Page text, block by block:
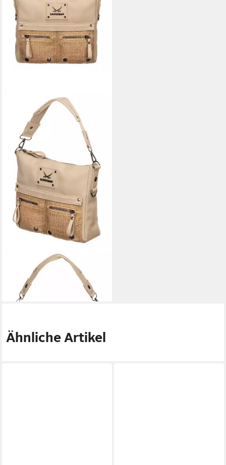
Schultertasche Shoulder Bag
129,95 €
lieferbar - in 2-3 Werktagen bei dir
Ähnliche Artikel